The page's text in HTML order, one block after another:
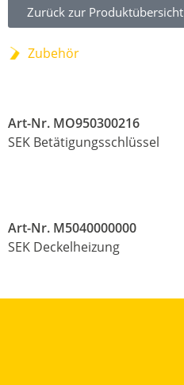
Zurück zur Produktübersicht
Zubehör
Art-Nr. MO950300216
SEK Betätigungsschlüssel
Art-Nr. M5040000000
SEK Deckelheizung